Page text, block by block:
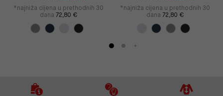
*najniža cijena u prethodnih 30
dana 72,80 €
*najniža cijena u prethodnih 30
dana 72,80 €